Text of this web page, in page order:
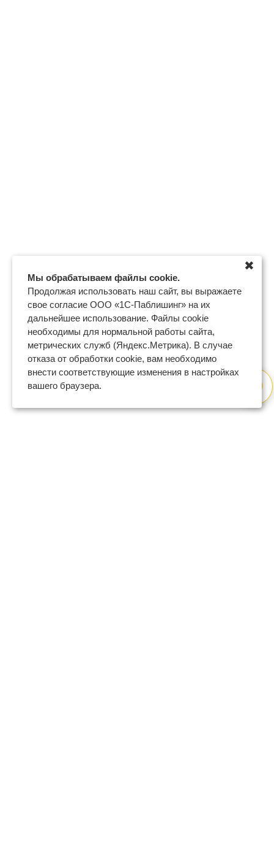
Мы обрабатываем файлы cookie.
Продолжая использовать наш сайт, вы выражаете
свое согласие ООО «1С-Паблишинг» на их
дальнейшее использование. Файлы cookie
необходимы для нормальной работы сайта,
метрических служб (Яндекс.Метрика). В случае
отказа от обработки cookie, вам необходимо
внести соответствующие изменения в настройках
вашего браузера.
✖